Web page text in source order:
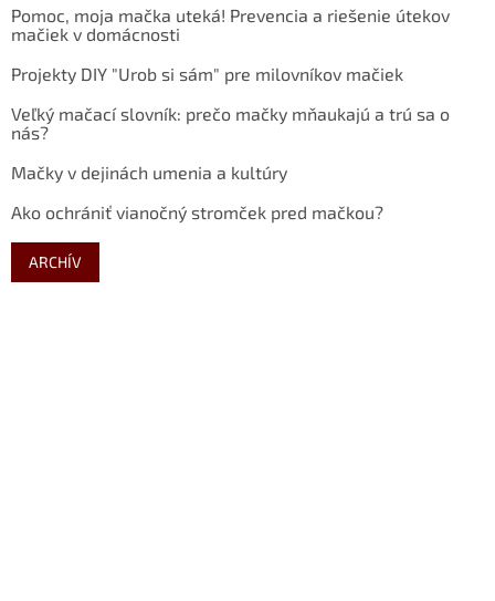
Pomoc, moja mačka uteká! Prevencia a riešenie útekov
mačiek v domácnosti
Projekty DIY "Urob si sám" pre milovníkov mačiek
Veľký mačací slovník: prečo mačky mňaukajú a trú sa o
nás?
Mačky v dejinách umenia a kultúry
Ako ochrániť vianočný stromček pred mačkou?
ARCHÍV